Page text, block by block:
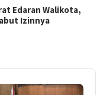
Edaran Walikota,
Izinnya